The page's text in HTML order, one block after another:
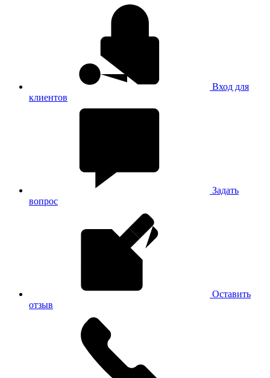
Вход для
клиентов
Задать
вопрос
Оставить
отзыв